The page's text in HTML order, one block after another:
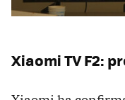
Xiaomi TV F2: